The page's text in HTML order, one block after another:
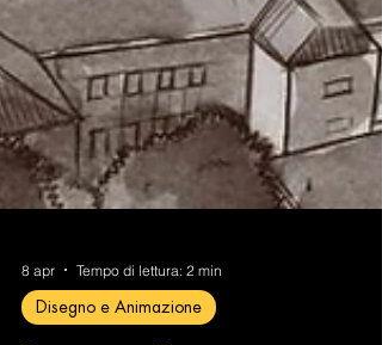
8 apr Tempo di lettura: 2 min